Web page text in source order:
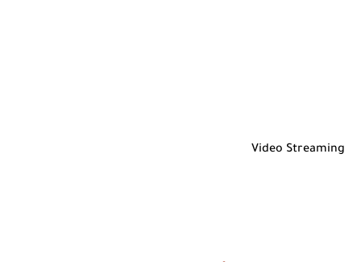
Video Streaming